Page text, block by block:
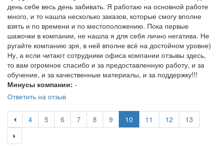
день себе весь день забивать. Я работаю на основной работе
много, и то нашла несколько заказов, которые смогу вполне
взять и по времени и по местоположению. Пока первые
шажочки в компании, не нашла я для себя лично негатива. Не
ругайте компанию зря, в ней вполне всё на достойном уровне)
Ну, а если читают сотрудники офиса компании отзывы здесь,
то вам огромное спасибо и за предоставленную работу, и за
обучение, и за качественные материалы, и за поддержку!!!
Минусы компании: -
Ответить на отзыв
4 5 6 7 8 9 10 11 12 13